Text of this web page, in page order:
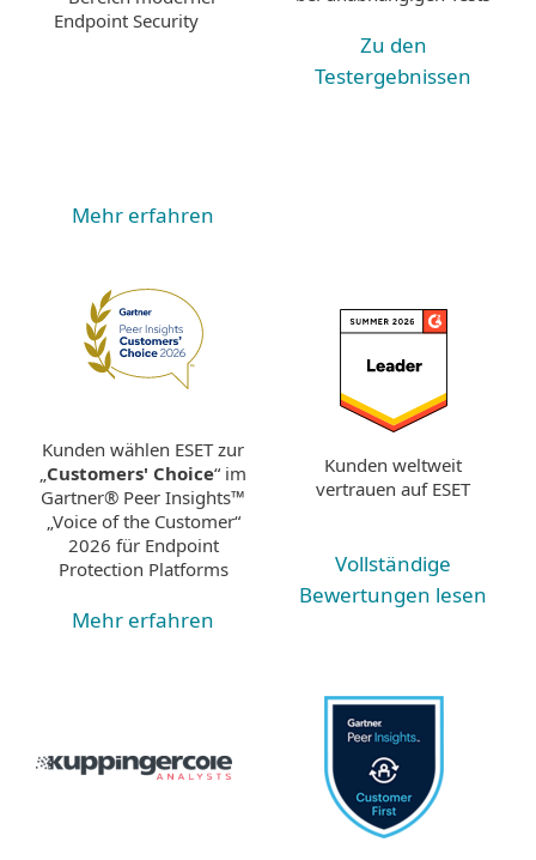
Endpoint Security
Mehr erfahren
Zu den
Testergebnissen
Kunden wählen ESET zur
Customers' Choice“ im
Gartner® Peer Insights™
„Voice of the Customer“
2026 für Endpoint
Protection Platforms
Mehr erfahren
Kunden weltweit
vertrauen auf ESET
Vollständige
Bewertungen lesen